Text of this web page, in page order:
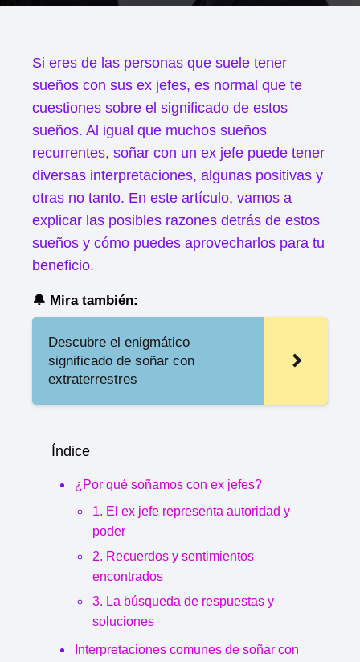
Si eres de las personas que suele tener
sueños con sus ex jefes, es normal que te
cuestiones sobre el significado de estos
sueños. Al igual que muchos sueños
recurrentes, soñar con un ex jefe puede tener
diversas interpretaciones, algunas positivas y
otras no tanto. En este artículo, vamos a
explicar las posibles razones detrás de estos
sueños y cómo puedes aprovecharlos para tu
beneficio.
🔔 Mira también:
Descubre el enigmático
significado de soñar con
extraterrestres
Índice
¿Por qué soñamos con ex jefes?
1. El ex jefe representa autoridad y
poder
2. Recuerdos y sentimientos
encontrados
3. La búsqueda de respuestas y
soluciones
Interpretaciones comunes de soñar con